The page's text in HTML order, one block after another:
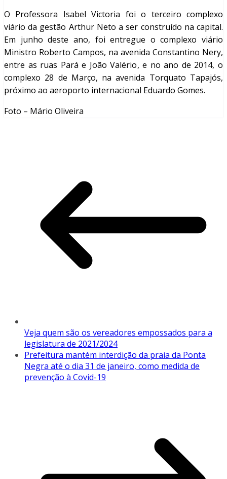
O Professora Isabel Victoria foi o terceiro complexo
viário da gestão Arthur Neto a ser construído na capital.
Em junho deste ano, foi entregue o complexo viário
Ministro Roberto Campos, na avenida Constantino Nery,
entre as ruas Pará e João Valério, e no ano de 2014, o
complexo 28 de Março, na avenida Torquato Tapajós,
próximo ao aeroporto internacional Eduardo Gomes.
Foto – Mário Oliveira
Veja quem são os vereadores empossados para a
legislatura de 2021/2024
Prefeitura mantém interdição da praia da Ponta
Negra até o dia 31 de janeiro, como medida de
prevenção à Covid-19